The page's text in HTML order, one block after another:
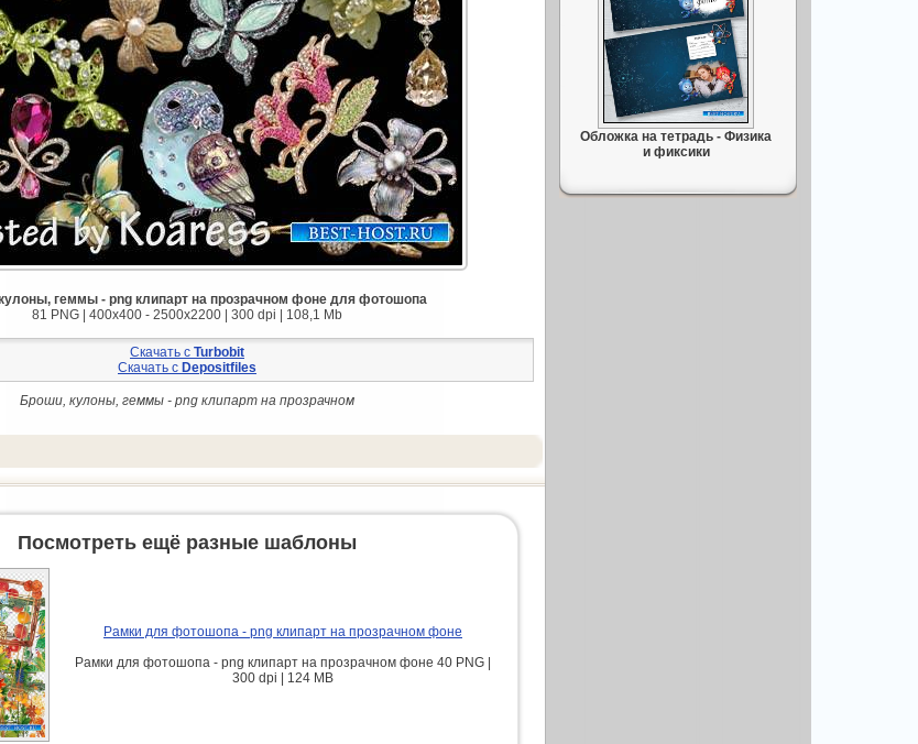
геммы - png клипарт на прозрачном фоне для фотошопа
81 PNG | 400x400 - 2500x2200 | 300 dpi | 108,1 Mb
Скачать с Turbobit
Скачать с Depositfiles
Броши, кулоны, геммы - png клипарт на прозрачном
Посмотреть ещё разные шаблоны
Рамки для фотошопа - png клипарт на прозрачном фоне
Рамки для фотошопа - png клипарт на прозрачном фоне 40 PNG |
300 dpi | 124 MB
Обложка на тетрадь - Физика
и фиксики